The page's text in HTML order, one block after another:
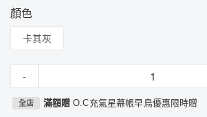
顏色
卡其灰
-
全店 滿額贈O.C充氣星幕帳早鳥優惠限時贈